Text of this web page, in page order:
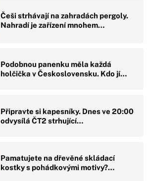
Češi strhávají na zahradách pergoly.
Nahradí je zařízení mnohem…
Podobnou panenku měla každá
holčička v Československu. Kdo jí…
Připravte si kapesníky. Dnes ve 20:00
odvysílá ČT2 strhující…
Pamatujete na dřevěné skládací
kostky s pohádkovými motivy?…